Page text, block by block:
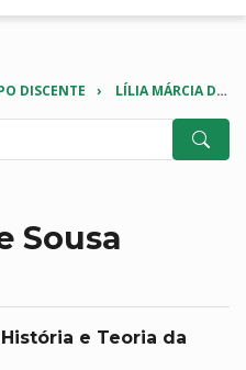
DISCENTE LÍLIA MÁRCIA DE SOUSA PESSANHA
Sousa
e Teoria da